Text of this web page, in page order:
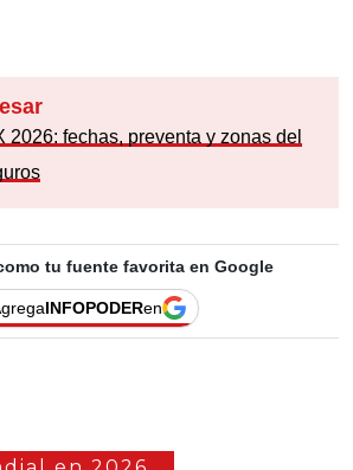
2026: fechas, preventa y zonas del
tu fuente favorita en Google
INFOPODERen